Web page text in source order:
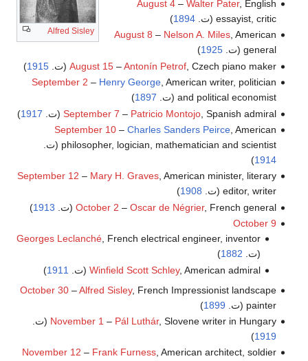
Alfred Sisley
August 4– Walter Pater, English
essayist, critic (ت.
1894
)
August 8 – Nelson A. Miles, American
general (ت.
1925
)
August 15–Antonín Petrof, Czech piano maker (ت. 1915
)
September 2 – Henry George, American writer, politician
and political economist (ت.
1897
)
September 7 – Patricio Montojo, Spanish admiral (ت. 1917
)
September 10– Charles Sanders Peirce, American
philosopher, logician, mathematician and scientist (ت.
1914
)
September 12 – Mary H. Graves, American minister, literary
editor, writer (ت.
1908
)
October 2 – Oscar de Négrier, French general (ت. 1913
)
October 9
Georges Leclanché , French electrical engineer, inventor
(ت. 1882
)
Winfield Scott Schley, American admiral (ت. 1911
)
October 30–Alfred Sisley, French Impressionist landscape
painter (ت.
1899
)
November 1 – Pál Luthár, Slovene writer in Hungary (ت.
1919
)
November 12 – Frank Furness, American architect, soldier